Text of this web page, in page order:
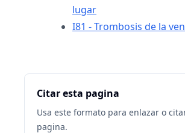
lugar
I81 - Trombosis de la
Citar esta pagina
Usa este formato para enlazar o
pagina.